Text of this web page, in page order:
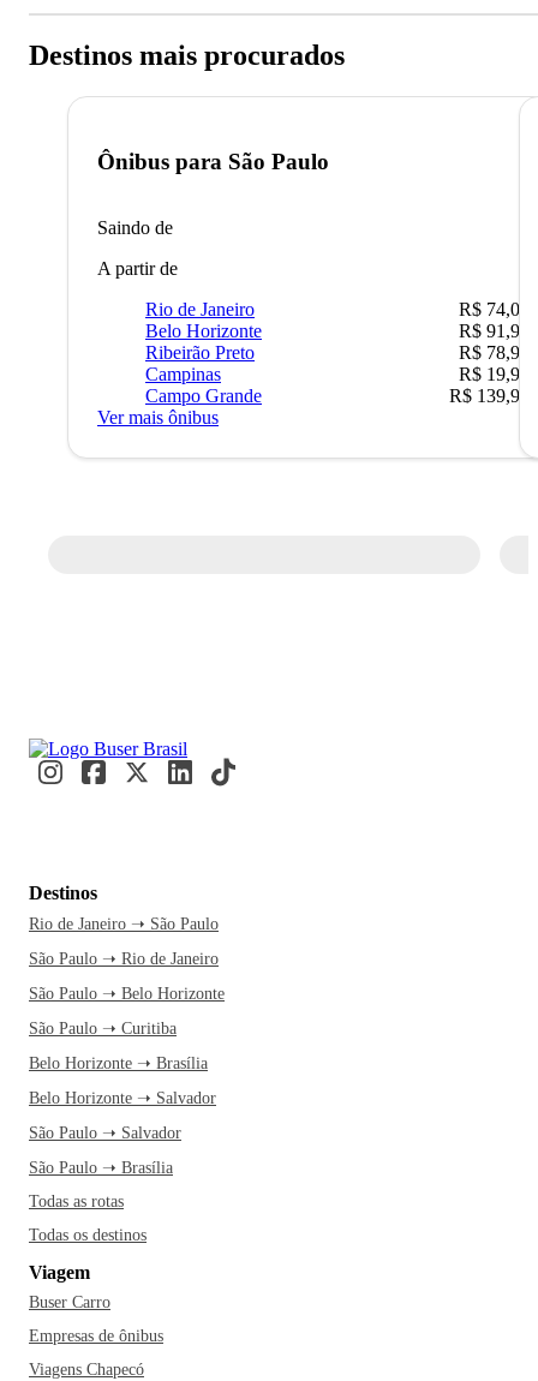
Destinos mais procurados
Ônibus para São Paulo
Saindo de
A partir de
Rio de Janeiro
R$ 74,00
Belo Horizonte
R$ 91,90
Ribeirão Preto
R$ 78,90
Campinas
R$ 19,90
Campo Grande
R$ 139,90
Ver mais ônibus
Destinos
Rio de Janeiro ➝ São Paulo
São Paulo ➝ Rio de Janeiro
São Paulo ➝ Belo Horizonte
São Paulo ➝ Curitiba
Belo Horizonte ➝ Brasília
Belo Horizonte ➝ Salvador
São Paulo ➝ Salvador
São Paulo ➝ Brasília
Todas as rotas
Todas os destinos
Viagem
Buser Carro
Empresas de ônibus
Viagens Chapecó